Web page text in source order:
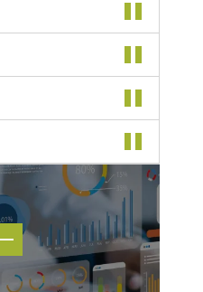
マーケティング